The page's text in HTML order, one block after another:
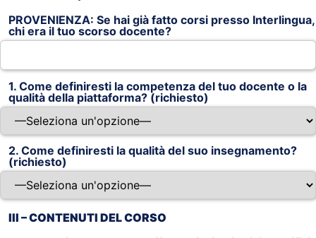
PROVENIENZA: Se hai già fatto corsi presso Interlingua,
chi era il tuo scorso docente?
1. Come definiresti la competenza del tuo docente o la
qualità della piattaforma? (richiesto)
2. Come definiresti la qualità del suo insegnamento?
(richiesto)
III – CONTENUTI DEL CORSO